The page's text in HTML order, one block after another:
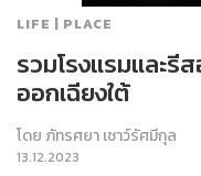
LIFE | PLACE
รวมโรงแรมและรี
ออกเฉียงใต้
โดย ภัทรศยา เชาว์รัศมีกุล
13.12.2023